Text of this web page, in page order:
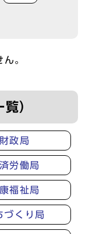
。
）
財政局
労働局
福祉局
づくり局